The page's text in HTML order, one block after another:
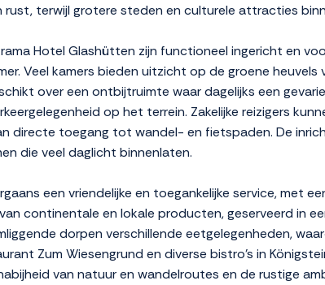
rust, terwijl grotere steden en culturele attracties
Hotel Glashütten zijn functioneel ingericht en
Veel kamers bieden uitzicht op de groene
over een ontbijtruimte waar dagelijks een
op het terrein. Zakelijke reizigers
directe toegang tot wandel- en fietspaden. De
die veel daglicht binnenlaten.
een vriendelijke en toegankelijke service, met
continentale en lokale producten, geserveerd in
dorpen verschillende eetgelegenheden,
Zum Wiesengrund en diverse bistro's in
van natuur en wandelroutes en de rustige